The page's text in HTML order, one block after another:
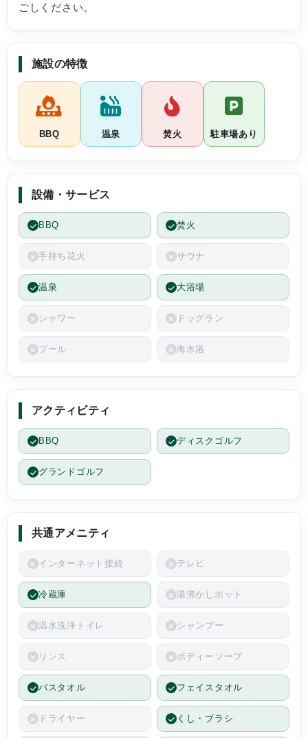
夕食は17時からゆったりいただきました。雨で
あり、雨音を聞きながらキャンドルとランプの
灯りで食事を楽しむという贅沢な時間に。誕生
日が近い家族へのデザートのサプライズプレー
トも美しく、本人もとても喜んでいました。
夕食後はホテルの温泉でシャンプーバーを試
し、湯上がりにアイスでクールダウン。テント
に戻る頃には雨も上がり、手持ち花火や焚き火
で焼きマシュマロを楽しみ、家族で火を囲む時
南魚沼産コシヒカリは「これだけで来た価値が
ある」と話すほど。チェックアウト後もアクテ
ィビティを利用でき、午前の涼しいうちにグラ
ウンドゴルフ、日差しが出て来てからはホテル
内の森のクラフトで子ども達が夢中になって作
品作りに取り組み、どの瞬間も充実していまし
た。
最後に三点だけ提案です。
①ターザンロープの修復と復活：自然の中で体
を使って遊べる貴重な遊具で、昨年は多くの子
ども達が笑顔になっていました。今年も楽しみ
にしていたため、老朽化とのことでしたが修復
います。
②燻製ナッツとポテトチップスの再提供：昨
年、テント脇リビングで“キャンプの始まり”を
感じさせる特別な演出で、家族の気持ちが一気
に高まりました。有料でも復活すると嬉しいで
す。
③テント内へのホウキとちりとりの常備：自然
の道具があれば安全に外へ逃がせ、子ども達も
大変お世話になりました。
ごしください。
施設の特徴
BBQ 温泉 焚火 駐車場あり
設備・サービス
BBQ 焚火
手持ち花火 サウナ
温泉 大浴場
シャワー ドッグラン
プール 海水浴
アクティビティ
BBQ ディスクゴルフ
グランドゴルフ
共通アメニティ
インターネット接続 テレビ
冷蔵庫 湯沸かしポット
温水洗浄トイレ シャンプー
リンス ボディーソープ
バスタオル フェイスタオル
ドライヤー くし・ブラシ